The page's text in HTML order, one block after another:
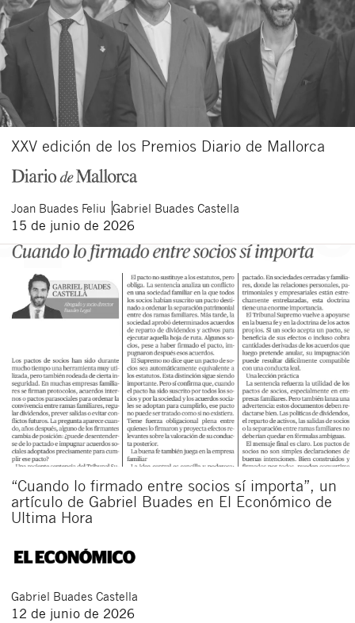
XXV edición de los Premios Diario de Mallorca
Joan Buades Feliu Gabriel Buades Castella
15 de junio de 2026
“Cuando lo firmado entre socios sí importa”, un
artículo de Gabriel Buades en El Económico de
Ultima Hora
Gabriel Buades Castella
12 de junio de 2026